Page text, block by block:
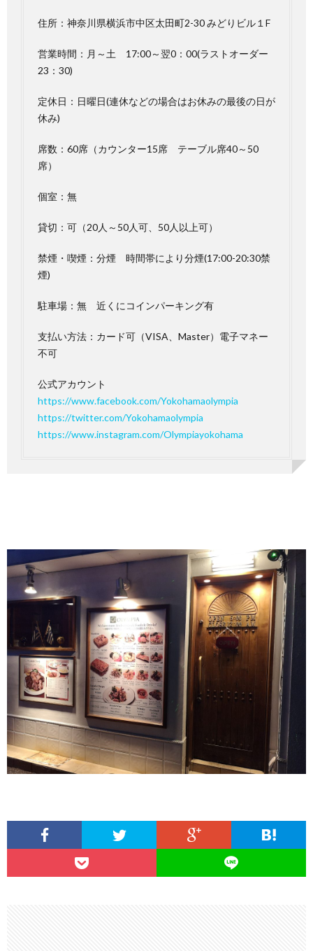
住所：神奈川県横浜市中区太田町2-30 みどりビル１F
営業時間：月～土 17:00～翌0：00(ラストオーダー
23：30)
定休日：日曜日(連休などの場合はお休みの最後の日が
休み)
席数：60席（カウンター15席 テーブル席40～50
席）
個室：無
貸切：可（20人～50人可、50人以上可）
禁煙・喫煙：分煙 時間帯により分煙(17:00-20:30禁
煙)
駐車場：無 近くにコインパーキング有
支払い方法：カード可（VISA、Master）電子マネー
不可
公式アカウント
https://www.facebook.com/Yokohamaolympia
https://twitter.com/Yokohamaolympia
https://www.instagram.com/Olympiayokohama